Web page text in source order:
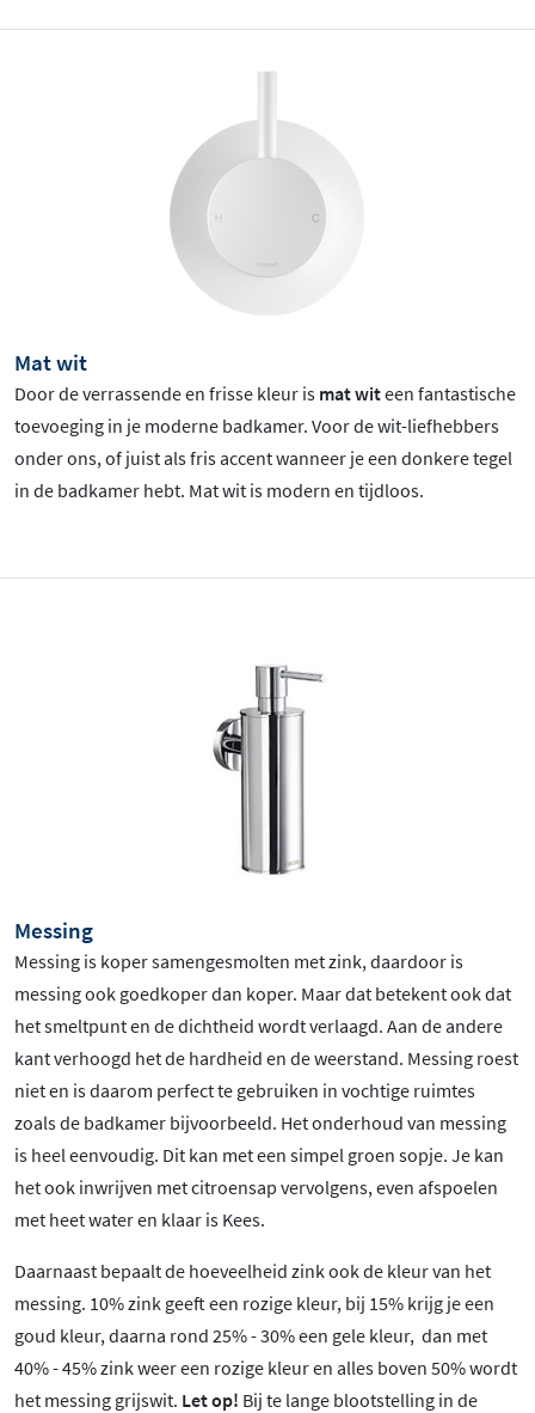
Mat wit
Door de verrassende en frisse kleur is mat witeen fantastische
toevoeging in je moderne badkamer. Voor de wit-liefhebbers
onder ons, of juist als fris accent wanneer je een donkere tegel
in de badkamer hebt. Mat wit is modern en tijdloos.
Messing
Messing is koper samengesmolten met zink, daardoor is
messing ook goedkoper dan koper. Maar dat betekent ook dat
het smeltpunt en de dichtheid wordt verlaagd. Aan de andere
kant verhoogd het de hardheid en de weerstand. Messing roest
niet en is daarom perfect te gebruiken in vochtige ruimtes
zoals de badkamer bijvoorbeeld. Het onderhoud van messing
is heel eenvoudig. Dit kan met een simpel groen sopje. Je kan
het ook inwrijven met citroensap vervolgens, even afspoelen
met heet water en klaar is Kees.
Daarnaast bepaalt de hoeveelheid zink ook de kleur van het
messing. 10% zink geeft een rozige kleur, bij 15% krijg je een
goud kleur, daarna rond 25% - 30% een gele kleur, dan met
40% - 45% zink weer een rozige kleur en alles boven 50% wordt
het messing grijswit. Let op! Bij te lange blootstelling in de